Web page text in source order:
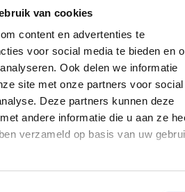
van cookies
content en advertenties te
voor social media te bieden en
Ook delen we informatie
site met onze partners voor social
Deze partners kunnen deze
andere informatie die u aan ze
verzameld op basis van uw
voorzien voor alle
bestaande halfondergronds verdiep
wordt omgevormd en verder
parking voor het volledige
12 fietsenstallingen onder het
onder de nieuwe
meergezinswoning worden ook nog
komt een daktuin met terrassen
geeft ook toegang tot de